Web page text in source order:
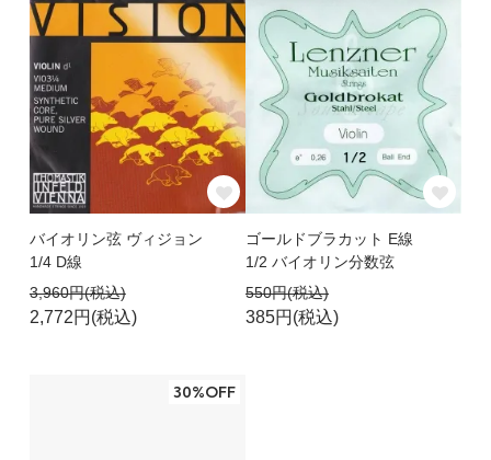
バイオリン弦 ヴィジョン
1/4 D線
3,960円(税込)
2,772円(税込)
ゴールドブラカット E線
1/2 バイオリン分数弦
550円(税込)
385円(税込)
30%OFF